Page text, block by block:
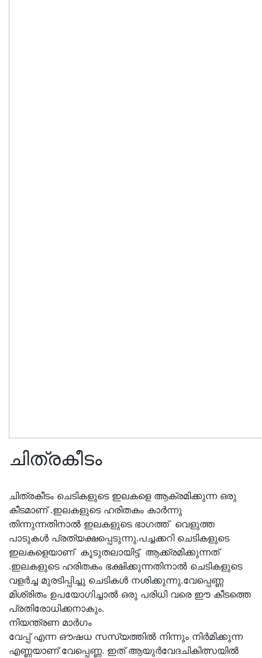
ചിത്രകീടം
ചിത്രകീടം ചെടികളുടെ ഇലകളെ ആക്രമിക്കുന്ന ഒരു
കീടമാണ് .ഇലകളുടെ ഹരിതകം കാർന്നു
തിന്നുന്നതിനാൽ ഇലകളുടെ ഭാഗത്ത്‌ വെളുത്ത
പാടുകൾ പ്രത്യക്ഷപ്പെടുന്നു.പച്ചക്കറി ചെടികളുടെ
ഇലകളെയാണ് കൂടുതലായിട്ട് ആക്ക്രമിക്കുന്നത്
.ഇലകളുടെ ഹരിതകം ഭക്ഷിക്കുന്നതിനാൽ ചെടികളുടെ
വളർച്ച മുരടിപ്പിച്ചു ചെടികൾ നശിക്കുന്നു.വേപ്പെണ്ണ
മിശ്രിതം ഉപയോഗിച്ചാൽ ഒരു പരിധി വരെ ഈ കീടത്തെ
പ്രതിരോധിക്കനാകും.
നിയന്ത്രണ മാർഗം
വേപ്പ് എന്ന ഔഷധ സസ്യത്തിൽ നിന്നും നിർമിക്കുന്ന
എണ്ണയാണ് വേപ്പെണ്ണ. ഇത് ആയുർവേദചികിത്സയിൽ